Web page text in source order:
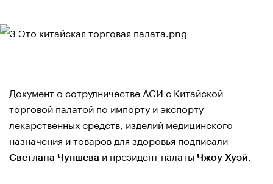
Документ о сотрудничестве АСИ с Китайской
торговой палатой по импорту и экспорту
лекарственных средств, изделий медицинского
назначения и товаров для здоровья подписали
Светлана Чупшева и президент палаты Чжоу Хуэй.